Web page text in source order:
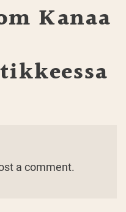
Kanaa
a comment.